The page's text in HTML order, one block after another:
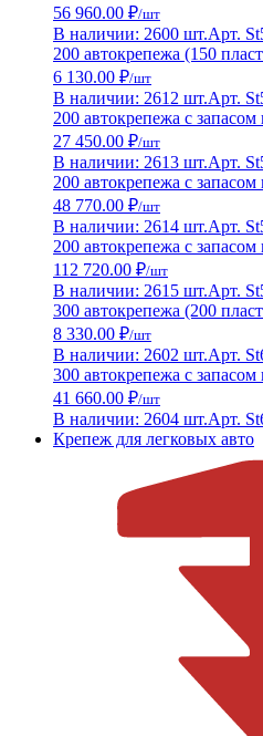
56 960.00 ₽/шт
В наличии: 2600 шт.Арт.
200 автокрепежа (150
6 130.00 ₽/шт
В наличии: 2612 шт.Арт.
200 автокрепежа с
27 450.00 ₽/шт
В наличии: 2613 шт.Арт.
200 автокрепежа с
48 770.00 ₽/шт
В наличии: 2614 шт.Арт.
200 автокрепежа с
112 720.00 ₽/шт
В наличии: 2615 шт.Арт.
300 автокрепежа (200
8 330.00 ₽/шт
В наличии: 2602 шт.Арт.
300 автокрепежа с
41 660.00 ₽/шт
В наличии: 2604 шт.Арт.
Крепеж для легковых авто